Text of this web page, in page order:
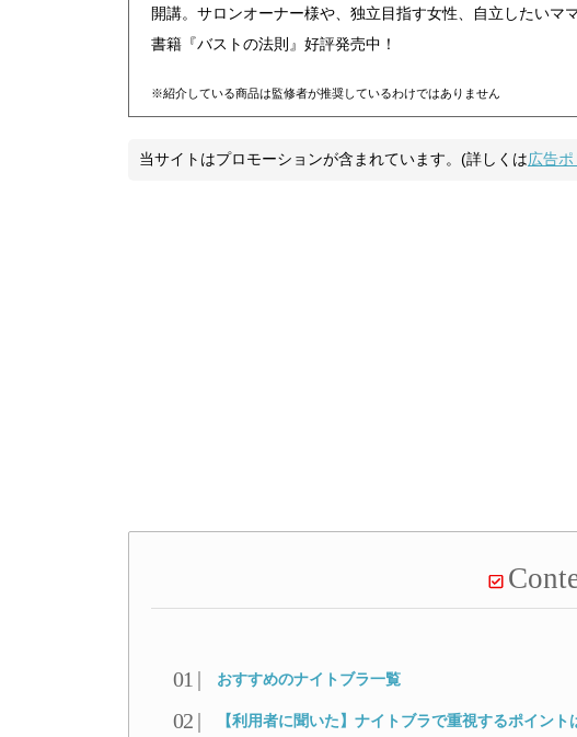
開講。サロンオーナー様や、独立目指す女性、自立したい
書籍『バストの法則』好評発売中！
※紹介している商品は監修者が推奨しているわけではありません
当サイトはプロモーションが含まれています。(詳しくは広告
おすすめのナイトブラ一覧
【利用者に聞いた】ナイトブラで重視するポイント